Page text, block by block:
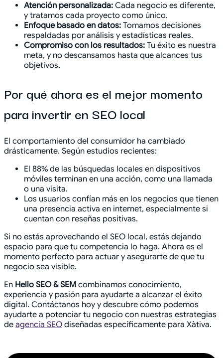
Atención personalizada: Cada negocio es diferente,
y tratamos cada proyecto como único.
Enfoque basado en datos: Tomamos decisiones
respaldadas por análisis y estadísticas reales.
Compromiso con los resultados: Tu éxito es nuestra
meta, y no descansamos hasta que alcances tus
objetivos.
Por qué ahora es el mejor momento
para invertir en SEO local
El comportamiento del consumidor ha cambiado
drásticamente. Según estudios recientes:
El 88% de las búsquedas locales en dispositivos
móviles terminan en una acción, como una llamada
o una visita.
Los usuarios confían más en los negocios que tienen
una presencia activa en internet, especialmente si
cuentan con reseñas positivas.
Si no estás aprovechando el SEO local, estás dejando
espacio para que tu competencia lo haga. Ahora es el
momento perfecto para actuar y asegurarte de que tu
negocio sea visible.
En Hello SEO & SEM combinamos conocimiento,
experiencia y pasión para ayudarte a alcanzar el éxito
digital. Contáctanos hoy y descubre cómo podemos
ayudarte a potenciar tu negocio con nuestras estrategias
de agencia SEO diseñadas específicamente para Xàtiva.